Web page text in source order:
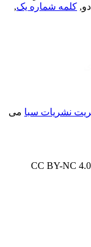
کلمه شماره یک,
نشریات سبامی